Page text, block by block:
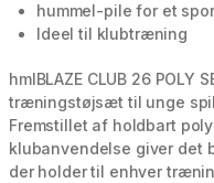
hummel-pile for et
Ideel til klubtræning
hmlBLAZE CLUB 26 POLY
træningstøjsæt til unge
Fremstillet af holdbart
klubanvendelse giver det
der holder til enhver